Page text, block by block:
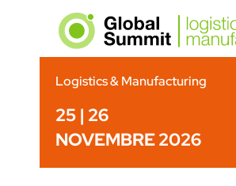
Logistics & Manufacturing
25 | 26
NOVEMBRE 2026